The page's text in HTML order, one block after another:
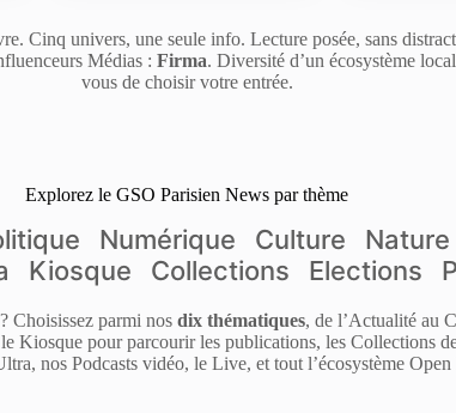
Cinq univers, une seule info. Lecture posée, sans
Médias : Firma. Diversité d’un écosystème
vous de choisir votre entrée.
Explorez le GSO Parisien News par thème
Numérique Culture Nature
Kiosque Collections Elections
Choisissez parmi nos dix thématiques, de l’Actualité au
Kiosque pour parcourir les publications, les Collections
nos Podcasts vidéo, le Live, et tout l’écosystème